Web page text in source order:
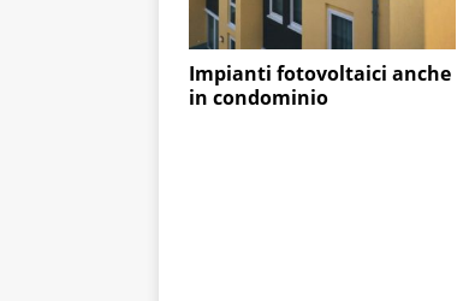
Impianti fotovoltaici anche
in condominio